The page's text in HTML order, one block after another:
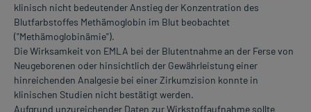
klinisch nicht bedeutender Anstieg der Konzentration des
Blutfarbstoffes Methämoglobin im Blut beobachtet
("Methämoglobinämie").
Die Wirksamkeit von EMLA bei der Blutentnahme an der Ferse von
Neugeborenen oder hinsichtlich der Gewährleistung einer
hinreichenden Analgesie bei einer Zirkumzision konnte in
klinischen Studien nicht bestätigt werden.
Aufgrund unzureichender Daten zur Wirkstoffaufnahme sollte